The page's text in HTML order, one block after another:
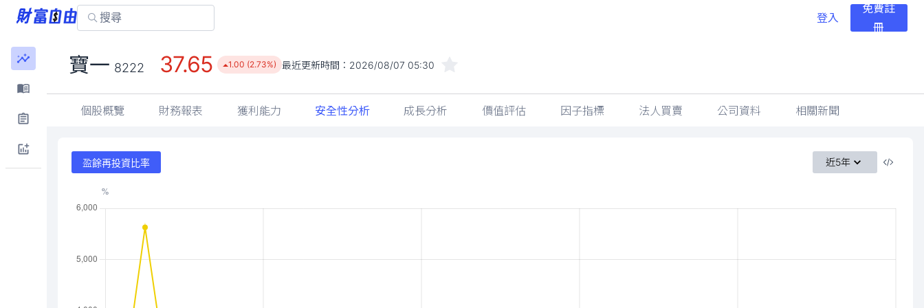
登入
免費註
冊
寶一 8222 37.65 1.00 (2.73%) 最近更新時間： 2026/08/07 05:30
個股概覽 財務報表 獲利能力 安全性分析 成長分析 價值評估 因子指標 法人買賣 公司資料 相關新聞
盈餘再投資比率 近5年